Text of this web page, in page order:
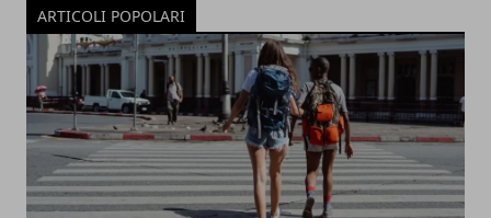
ARTICOLI POPOLARI